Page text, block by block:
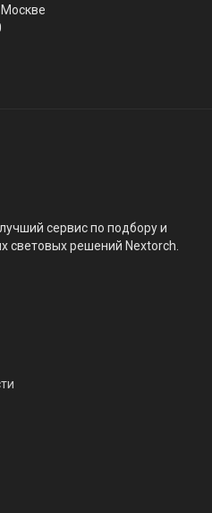
Москве
сервис по подбору и
световых решений Nextorch.